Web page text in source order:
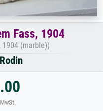
Fass, 1904
1904 (marble))